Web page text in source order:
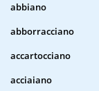
abbiano
abborracciano
accartocciano
acciaiano